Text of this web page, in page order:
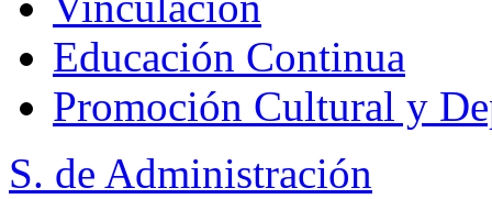
Educación Continua
Promoción Cultural y
S. de Administración